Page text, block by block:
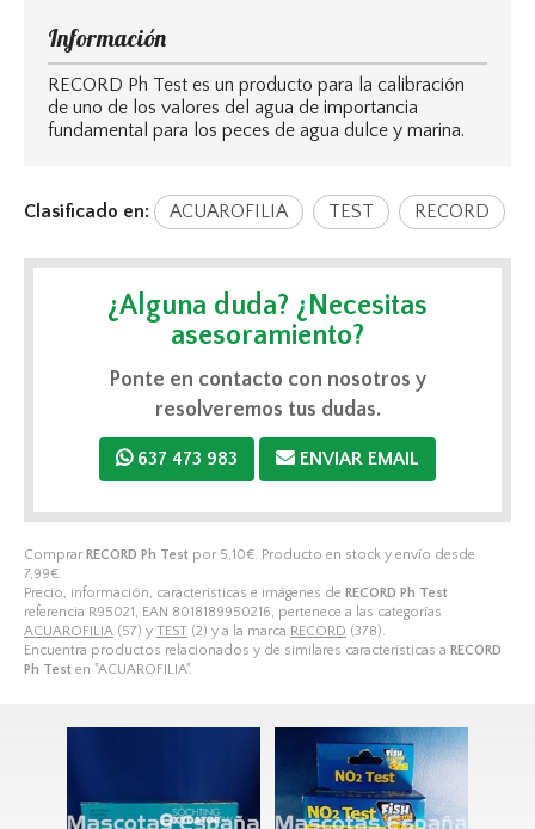
Comprar RECORD Ph Test por 5,10€. Producto en stock y envío desde
7,99€.
Precio, información, características e imágenes de RECORD Ph Test
referencia R95021, EAN 8018189950216, pertenece a las categorías
ACUAROFILIA (57) y TEST (2) y a la marca RECORD (378).
Encuentra productos relacionados y de similares características a RECORD
Ph Test en "ACUAROFILIA".
Información
RECORD Ph Test es un producto para la calibración
de uno de los valores del agua de importancia
fundamental para los peces de agua dulce y marina.
Clasificado en: ACUAROFILIA TEST RECORD
¿Alguna duda? ¿Necesitas
asesoramiento?
Ponte en contacto con nosotros y
resolveremos tus dudas.
637 473 983 ENVIAR EMAIL